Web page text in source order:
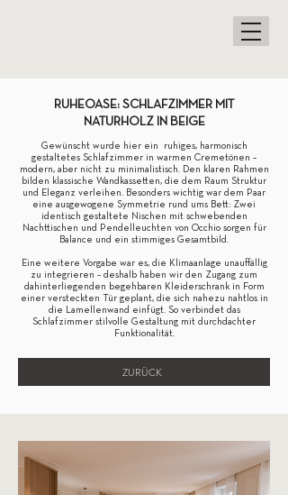
RUHEOASE: SCHLAFZIMMER MIT
NATURHOLZ IN BEIGE
Gewünscht wurde hier ein ruhiges, harmonisch
gestaltetes Schlafzimmer in warmen Cremetönen –
modern, aber nicht zu minimalistisch. Den klaren Rahmen
bilden klassische Wandkassetten, die dem Raum Struktur
und Eleganz verleihen. Besonders wichtig war dem Paar
eine ausgewogene Symmetrie rund ums Bett: Zwei
identisch gestaltete Nischen mit schwebenden
Nachttischen und Pendelleuchten von Occhio sorgen für
Balance und ein stimmiges Gesamtbild.
Eine weitere Vorgabe war es, die Klimaanlage unauffällig
zu integrieren – deshalb haben wir den Zugang zum
dahinterliegenden begehbaren Kleiderschrank in Form
einer versteckten Tür geplant, die sich nahezu nahtlos in
die Lamellenwand einfügt. So verbindet das
Schlafzimmer stilvolle Gestaltung mit durchdachter
Funktionalität.
ZURÜCK